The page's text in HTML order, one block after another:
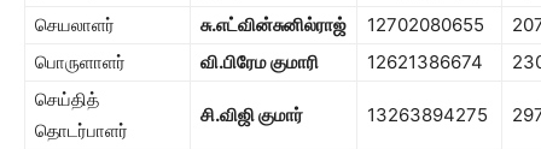
செயலாளர்
சு.எட்வின்சுனில்ராஜ் 12702080655
பொருளாளர்
வி.பிரேம குமாரி 12621386674
செய்தித்
தொடர்பாளர்
சி.விஜி குமார் 13263894275